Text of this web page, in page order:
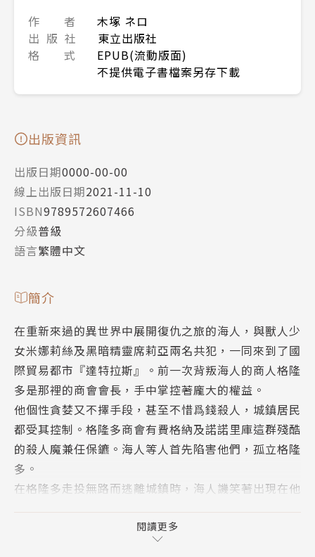
作 者
木塚 ネロ
出 版 社
東立出版社
格 式
EPUB(流動版面)
不提供電子書檔案另存下載
出版資訊
出版日期0000-00-00
線上出版日期2021-11-10
ISBN9789572607466
分級普級
語言繁體中文
簡介
在重新來過的異世界中展開復仇之旅的海人，與獸人少
女米娜莉絲及黑暗精靈席莉亞兩名共犯，一同來到了國
際貿易都市『達特拉斯』。前一次背叛海人的商人格隆
多是那裡的商會會長，手中掌控著龐大的權益。
他個性貪婪又不擇手段，甚至不惜爲錢殺人，城鎮居民
都受其控制。格隆多商會有費格納及諾諾里庫這群殘酷
的殺人魔兼任保鑣。海人等人首先陷害他們，孤立格隆
多。
在格隆多走投無路而逃離城鎮時，海人譏笑著出現在他
「這次你儘管跳個夠──然後在絕望深淵瘋狂至死
閱讀更多